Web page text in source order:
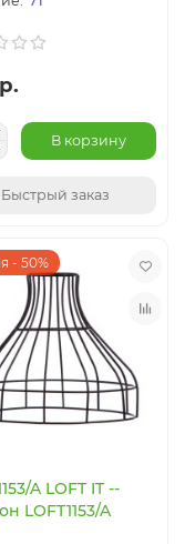
В корзину
Быстрый заказ
- 50%
A LOFT IT --
LOFT1153/A